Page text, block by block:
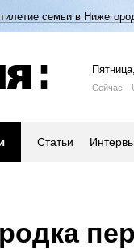
семьи в
Пятница
Сейчас
Статьи